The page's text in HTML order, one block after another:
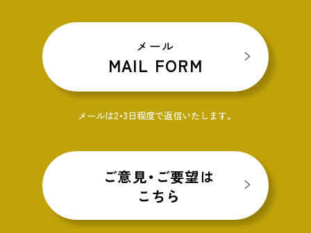
メール
MAIL FORM
メールは2・3日程度で返信いたします。
ご意見・ご要望は
こちら